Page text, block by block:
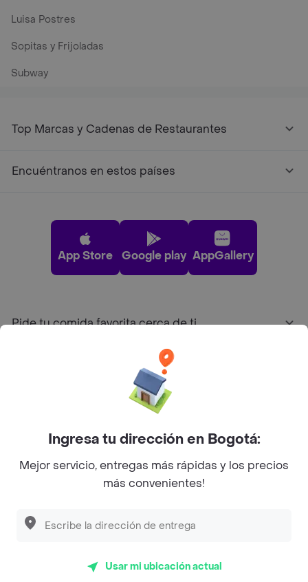
Luisa Postres
Sopitas y Frijoladas
Subway
Top Marcas y Cadenas de Restaurantes
Encuéntranos en estos países
App Store Google play AppGallery
Pide tu comida favorita cerca de ti
Sobre Rappi
Facebook
Twitter
Instagram
©2026Rappi Inc. All rights reserved.
Ingresa tu dirección en Bogotá:
Mejor servicio, entregas más rápidas y los precios
más convenientes!
Usar mi ubicación actual